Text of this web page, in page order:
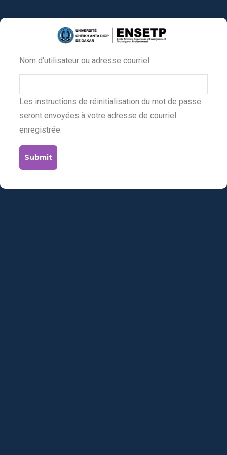
au
Primary
tabs
Nom d'utilisateur ou adresse courriel
Les instructions de réinitialisation du mot de passe
seront envoyées à votre adresse de courriel
enregistrée.